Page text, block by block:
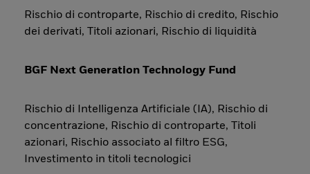
Rischio di controparte, Rischio di credito, Rischio
dei derivati, Titoli azionari, Rischio di liquidità
BGF Next Generation Technology Fund
Rischio di Intelligenza Artificiale (IA), Rischio di
concentrazione, Rischio di controparte, Titoli
azionari, Rischio associato al filtro ESG,
Investimento in titoli tecnologici